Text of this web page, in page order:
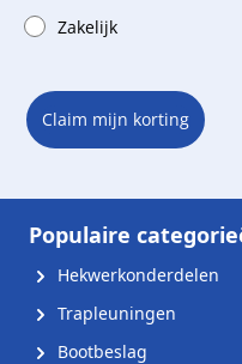
Zakelijk
Claim mijn korting
Populaire
Hekwerkonderdelen
Trapleuningen
Bootbeslag